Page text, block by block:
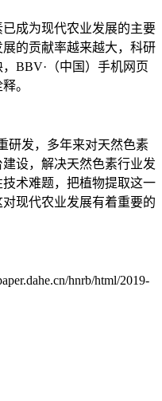
成为现代农业发展的主要
的贡献率越来越大，科研
BBV·（中国）手机网页
。
研发，多年来对天然色素
设，解决天然色素行业发
术难题，把植物提取这一
现代农业发展有着重要的
hnrb/html/2019-